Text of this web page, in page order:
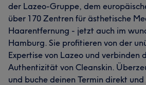
der Lazeo-Gruppe, dem
über 170 Zentren für ästhetische
Haarentfernung - jetzt auch im
Hamburg. Sie profitieren von der
Expertise von Lazeo und verbinden
Authentizität von Cleanskin.
und buche deinen Termin direkt